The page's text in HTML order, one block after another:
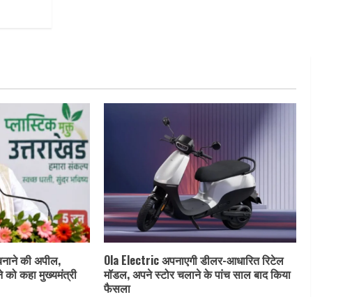
की अपील,
को कहा मुख्यमंत्री
Ola Electric अपनाएगी डीलर-आधारित रिटेल
मॉडल, अपने स्टोर चलाने के पांच साल बाद किया
फैसला